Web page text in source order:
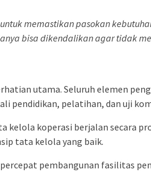
memastikan pasokan
bisa dikendalikan agar tidak
utama. Seluruh elemen
pendidikan, pelatihan, dan uji
kelola koperasi berjalan secara
tata kelola yang baik.
pembangunan fasilitas